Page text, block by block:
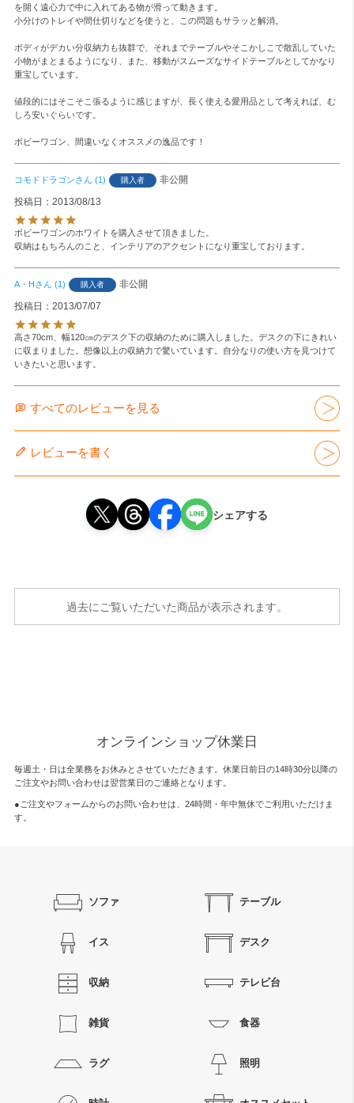
を開く遠心力で中に入れてある物が滑って動きます。
小分けのトレイや間仕切りなどを使うと、この問題もサラッと解消。
ボディがデカい分収納力も抜群で、それまでテーブルやそこかしこで散乱していた
小物がまとまるようになり、また、移動がスムーズなサイドテーブルとしてかなり
重宝しています。
値段的にはそこそこ張るように感じますが、長く使える愛用品として考えれば、む
しろ安いぐらいです。
ボビーワゴン、間違いなくオススメの逸品です！
コモドドラゴン 1 購入者
非公開
投稿日
2013/08/13
ボビーワゴンのホワイトを購入させて頂きました。
収納はもちろんのこと、インテリアのアクセントになり重宝しております。
A・H 1 購入者
非公開
投稿日
2013/07/07
高さ70cm、幅120㎝のデスク下の収納のために購入しました。デスクの下にきれい
に収まりました。想像以上の収納力で驚いています。自分なりの使い方を見つけて
いきたいと思います。
すべてのレビューを見る
レビューを書く
シェアする
過去にご覧いただいた商品が表示されます。
オンラインショップ休業日
毎週土・日は全業務をお休みとさせていただきます。休業日前日の14時30分以降の
ご注文やお問い合わせは翌営業日のご連絡となります。
●ご注文やフォームからのお問い合わせは、 24時間・年中無休でご利用いただけま
す。
ソファ テーブル
イス デスク
収納 テレビ台
雑貨 食器
ラグ 照明